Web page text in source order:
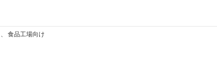
、 食品工場向け